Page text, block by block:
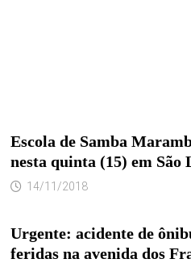
Escola de Samba
nesta quinta (15) em São
14/11/2018
Urgente: acidente de
feridas na avenida dos